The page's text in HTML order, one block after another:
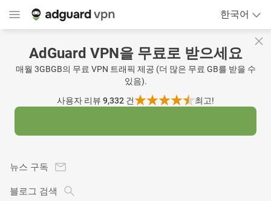
한국어
AdGuard VPN을 무료로 받으세요
매월 3GBGB의 무료 VPN 트래픽 제공 (더 많은 무료 GB를 받을 수
있음).
사용자 리뷰 9,332 건 최고!
뉴스 구독
블로그 검색